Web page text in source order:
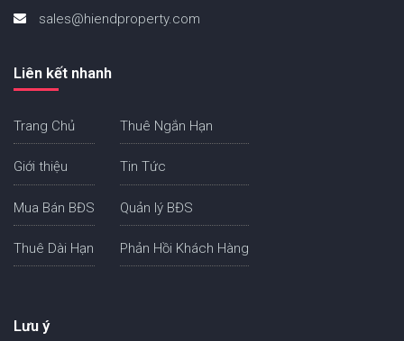
sales@hiendproperty.com
Liên kết nhanh
Trang Chủ
Giới thiệu
Mua Bán BĐS
Thuê Dài Hạn
Thuê Ngắn Hạn
Tin Tức
Quản lý BĐS
Phản Hồi Khách Hàng
Lưu ý